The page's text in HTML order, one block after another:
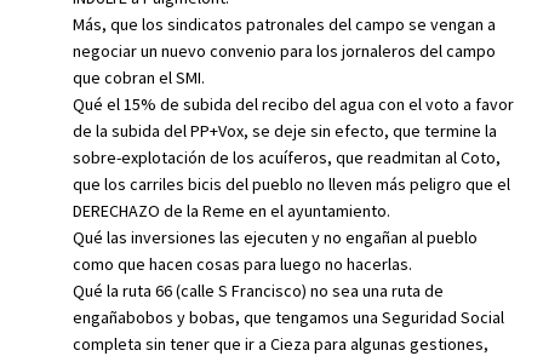
Más, que los sindicatos patronales del campo se vengan a
negociar un nuevo convenio para los jornaleros del campo
que cobran el SMI.
Qué el 15% de subida del recibo del agua con el voto a favor
de la subida del PP+Vox, se deje sin efecto, que termine la
sobre-explotación de los acuíferos, que readmitan al Coto,
que los carriles bicis del pueblo no lleven más peligro que el
DERECHAZO de la Reme en el ayuntamiento.
Qué las inversiones las ejecuten y no engañan al pueblo
como que hacen cosas para luego no hacerlas.
Qué la ruta 66 (calle S Francisco) no sea una ruta de
engañabobos y bobas, que tengamos una Seguridad Social
completa sin tener que ir a Cieza para algunas gestiones,